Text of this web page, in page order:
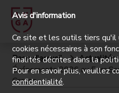
Page d'accueil
Actualités
Événements 2026 au Parc
Carona
Avis d'information
Ce site et les outils tiers qu'il
cookies nécessaires à son
finalités décrites dans la
Pour en savoir plus, veuillez
confidentialité.